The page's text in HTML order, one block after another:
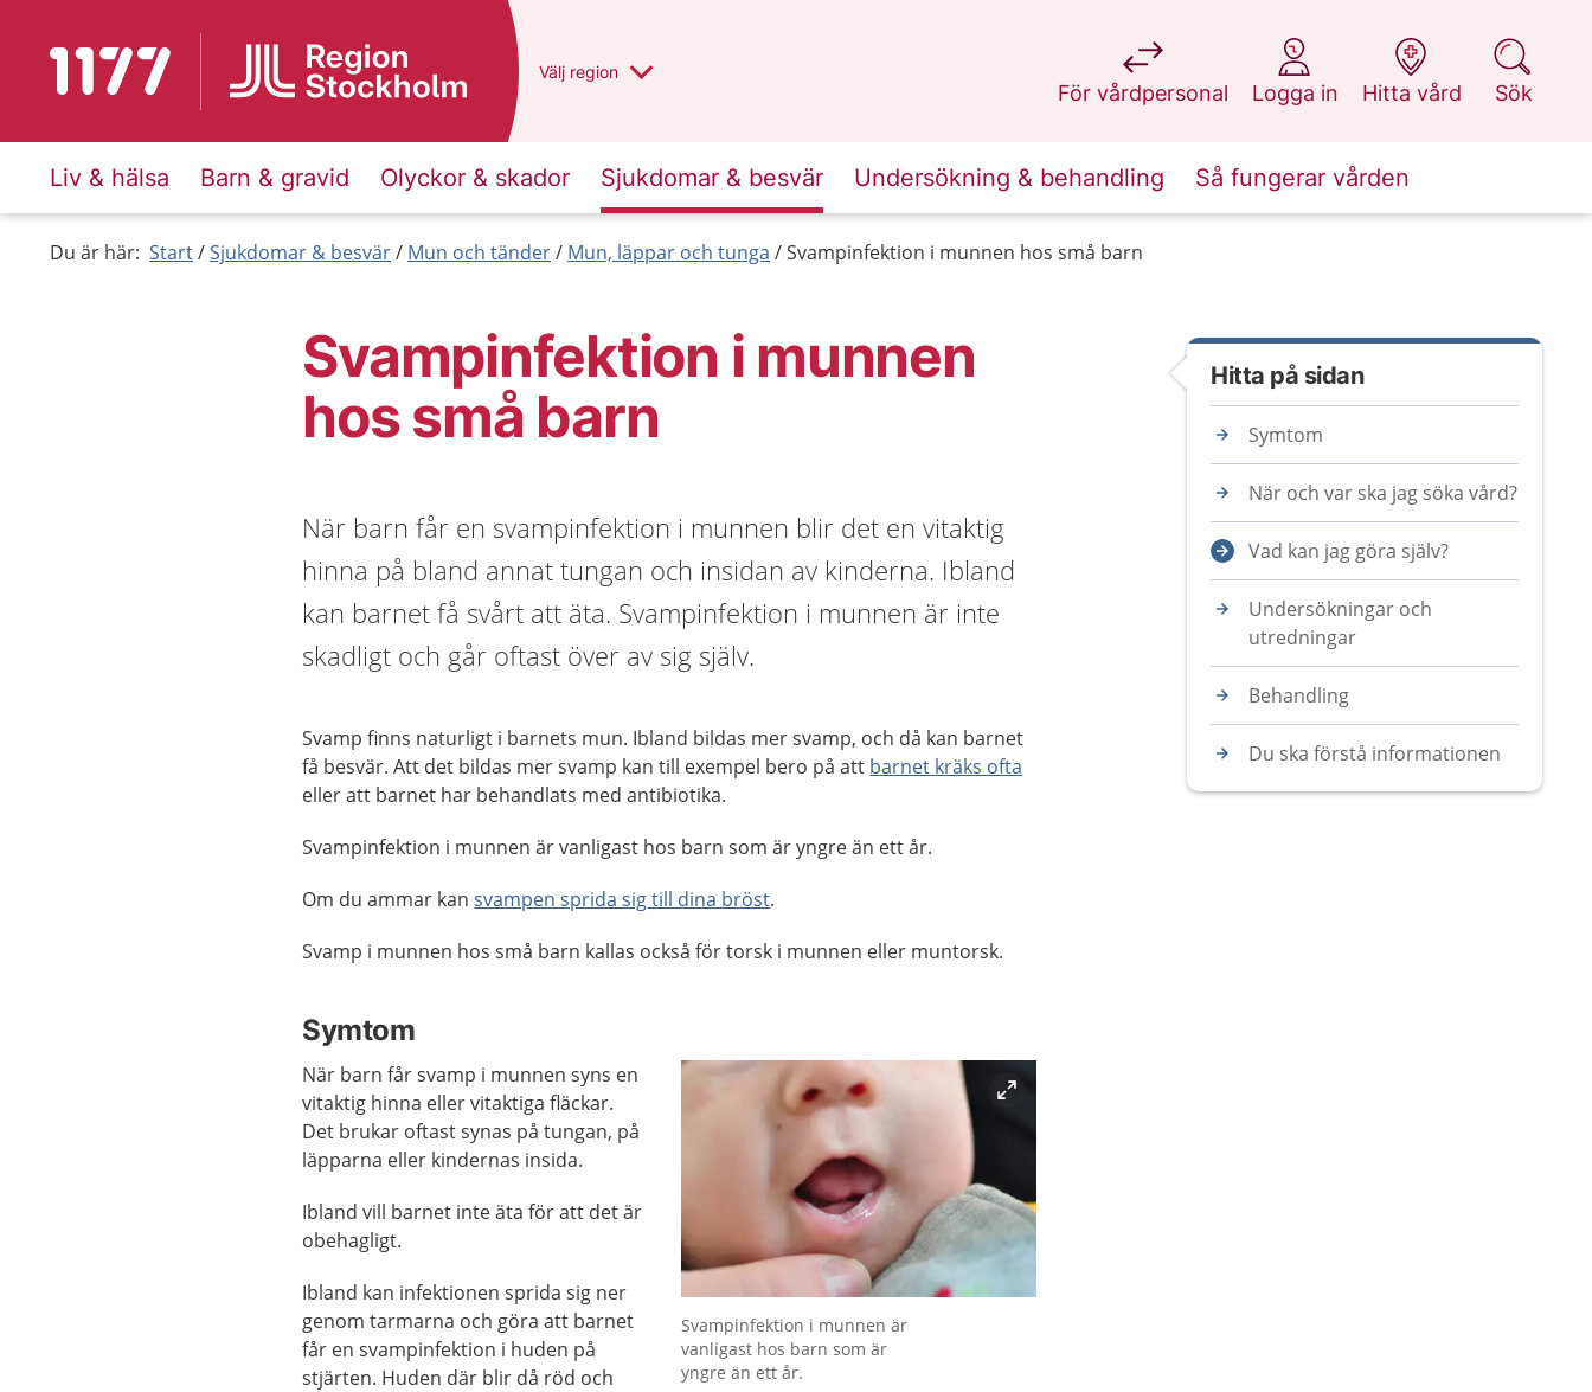
Till startsidan för 1177 Du har valt region
Välj en annan
region
För vårdpersonal
på 1177.se
Logga in
på 1177.se
Hitta vård
på 1177.se
Sök
på 1177.se
Liv & hälsa Barn & gravid Olyckor & skador Sjukdomar & besvär Undersökning & behandling Så fungerar vården
Du är här: Start Sjukdomar & besvär Mun och tänder Mun, läppar och tunga Svampinfektion i munnen hos små barn
Svampinfektion i munnen
hos små barn
När barn får en svampinfektion i munnen blir det en vitaktig
hinna på bland annat tungan och insidan av kinderna. Ibland
kan barnet få svårt att äta. Svampinfektion i munnen är inte
skadligt och går oftast över av sig själv.
Svamp finns naturligt i barnets mun. Ibland bildas mer svamp, och då kan barnet
få besvär. Att det bildas mer svamp kan till exempel bero på att barnet kräks ofta
eller att barnet har behandlats med antibiotika.
Svampinfektion i munnen är vanligast hos barn som är yngre än ett år.
Om du ammar kansvampen sprida sig till dina bröst.
Svamp i munnen hos små barn kallas också för torsk i munnen eller muntorsk.
Symtom
Förstora bilden
Svampinfektion i munnen är
vanligast hos barn som är
yngre än ett år.
När barn får svamp i munnen syns en
vitaktig hinna eller vitaktiga fläckar.
Det brukar oftast synas på tungan, på
läpparna eller kindernas insida.
Ibland vill barnet inte äta för att det är
obehagligt.
Ibland kan infektionen sprida sig ner
genom tarmarna och göra att barnet
får en svampinfektion i huden på
stjärten. Huden där blir då röd och
Hitta på sidan
Symtom
När och var ska jag söka vård?
Vad kan jag göra själv?
Undersökningar och
utredningar
Behandling
Du ska förstå informationen